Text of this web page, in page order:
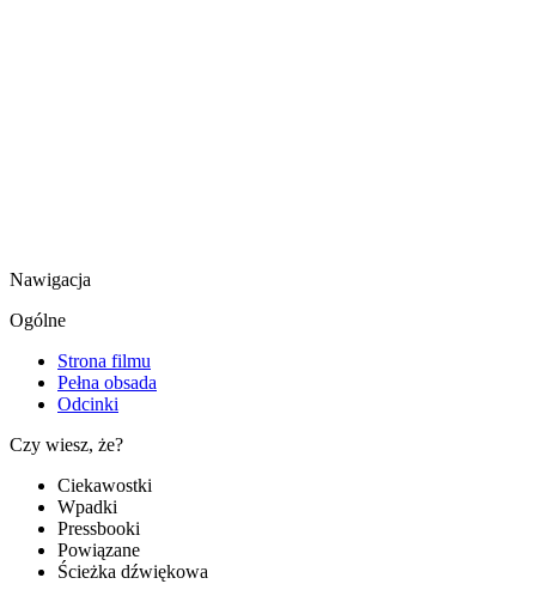
Nawigacja
Ogólne
Strona filmu
Pełna obsada
Odcinki
Czy wiesz, że?
Ciekawostki
Wpadki
Pressbooki
Powiązane
Ścieżka dźwiękowa